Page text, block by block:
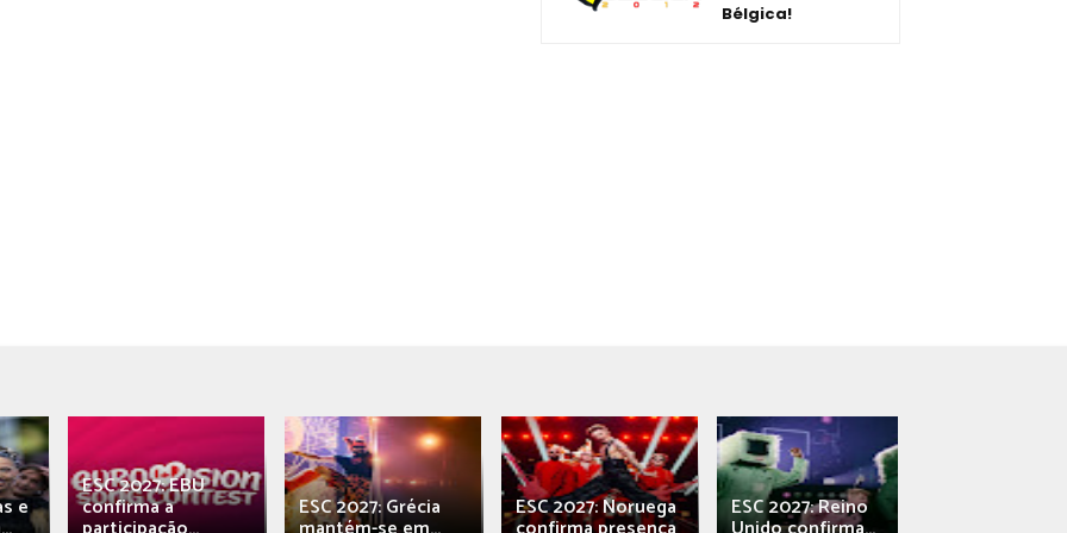
Bélgica!
e
ESC 2027: EBU
confirma a ESC 2027: Grécia ESC 2027: Noruega ESC 2027: Reino